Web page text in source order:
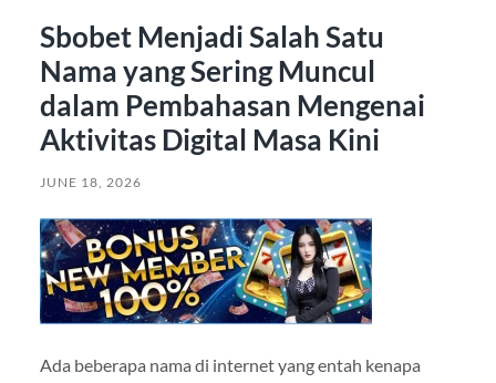
Sbobet Menjadi Salah Satu
Nama yang Sering Muncul
dalam Pembahasan Mengenai
Aktivitas Digital Masa Kini
JUNE 18, 2026
Ada beberapa nama di internet yang entah kenapa